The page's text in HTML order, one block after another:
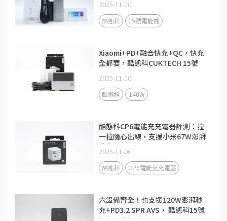
2025-11-10
酷態科 15號電能柱
Xiaomi+PD+融合快充+QC，快充
全都要，酷態科CUKTECH 15號
140W 3C1A充電器評測
2025-11-10
酷態科 140W
酷態科CP6電能充充電器評測：拉
一拉隨心出線，支援小米67W澎湃
秒充！
2025-11-06
酷態科 CP6電能充充電器
六設備齊全！也支援120W澎湃秒
充+PD3.2 SPR AVS， 酷態科15號